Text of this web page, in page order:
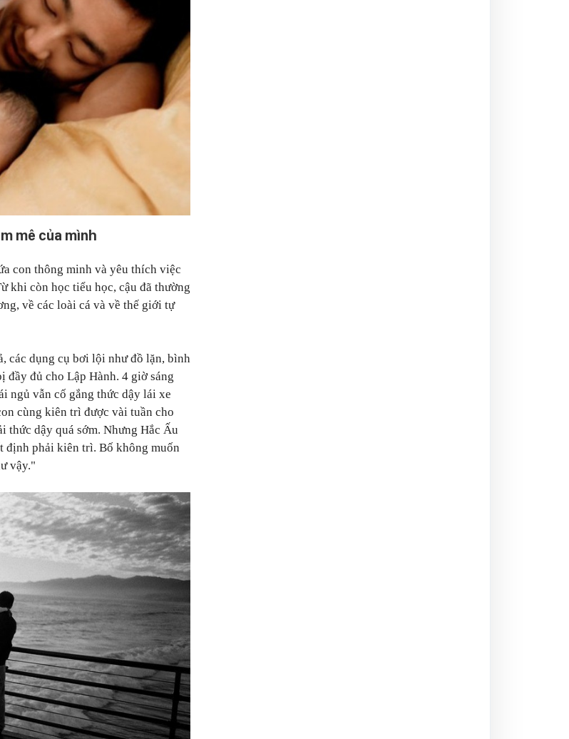
mê của mình
con thông minh và yêu thích việc
khi còn học tiểu học, cậu đã thường
về các loài cá và về thế giới tự
các dụng cụ bơi lội như đồ lặn, bình
đủ cho Lập Hành. 4 giờ sáng
ngủ vẫn cố gắng thức dậy lái xe
cùng kiên trì được vài tuần cho
thức dậy quá sớm. Nhưng Hắc Ấu
định phải kiên trì. Bố không muốn
vậy."